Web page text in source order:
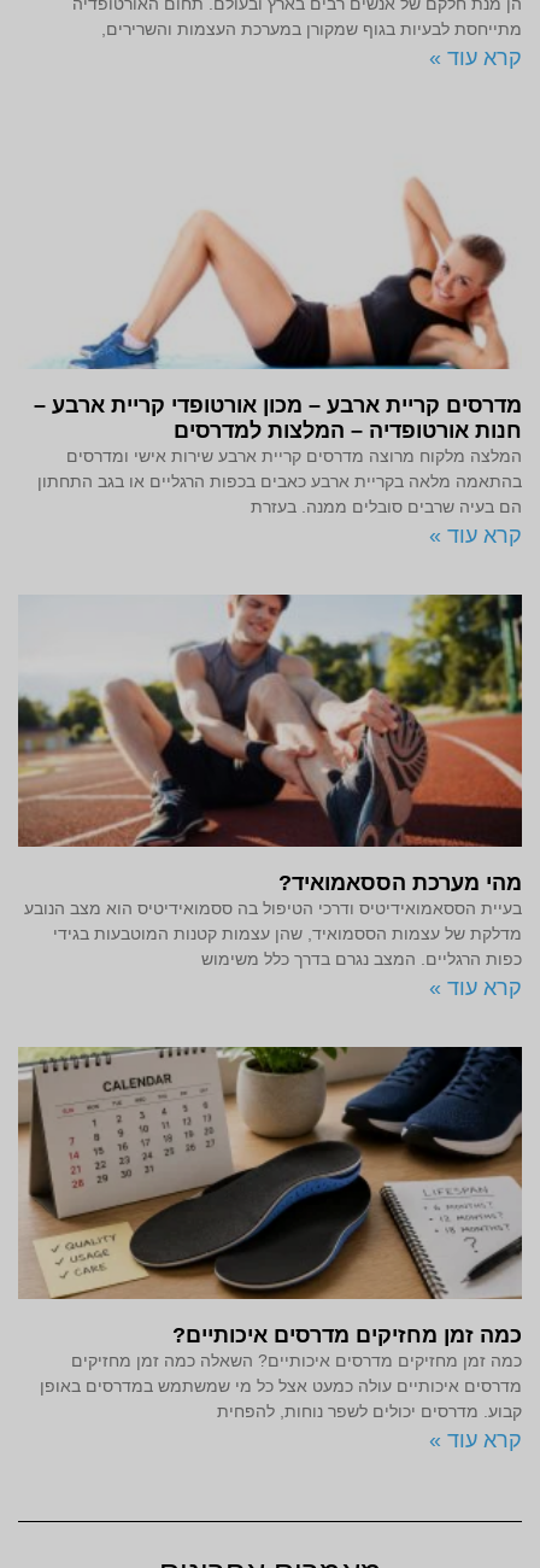
מתייחסת לבעיות בגוף שמקורן במערכת העצמות והשרירים,
קרא עוד »
מדרסים קריית ארבע – מכון אורטופדי קריית ארבע –
חנות אורטופדיה – המלצות למדרסים
המלצה מלקוח מרוצה מדרסים קריית ארבע שירות אישי ומדרסים
בהתאמה מלאה בקריית ארבע כאבים בכפות הרגליים או בגב התחתון
הם בעיה שרבים סובלים ממנה. בעזרת
קרא עוד »
מהי מערכת הססאמואיד?
בעיית הססאמואידיטיס ודרכי הטיפול בה ססמואידיטיס הוא מצב הנובע
מדלקת של עצמות הססמואיד, שהן עצמות קטנות המוטבעות בגידי
כפות הרגליים. המצב נגרם בדרך כלל משימוש
קרא עוד »
כמה זמן מחזיקים מדרסים איכותיים?
כמה זמן מחזיקים מדרסים איכותיים? השאלה כמה זמן מחזיקים
מדרסים איכותיים עולה כמעט אצל כל מי שמשתמש במדרסים באופן
קבוע. מדרסים יכולים לשפר נוחות, להפחית
קרא עוד »